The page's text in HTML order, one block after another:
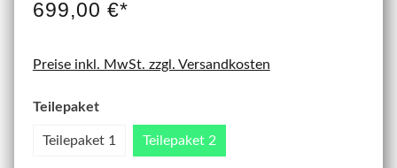
699,00 €*
Preise inkl. MwSt. zzgl. Versandkosten
Teilepaket
Teilepaket 1 Teilepaket 2